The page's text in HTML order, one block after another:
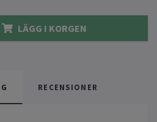
LÄGG I KORGEN
RECENSIONER